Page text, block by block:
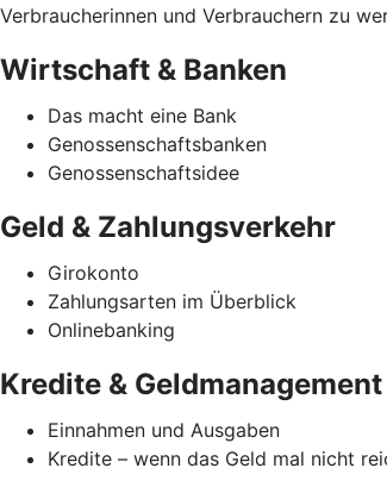
Verbraucherinnen und Verbrauchern zu
Wirtschaft & Banken
Das macht eine Bank
Genossenschaftsbanken
Genossenschaftsidee
Geld & Zahlungsverkehr
Girokonto
Zahlungsarten im Überblick
Onlinebanking
Kredite & Geldmanagement
Einnahmen und Ausgaben
Kredite – wenn das Geld mal nicht